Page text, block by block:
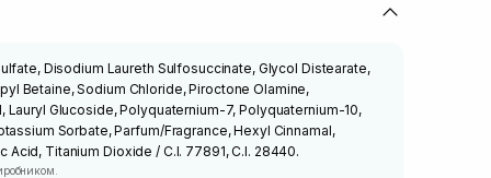
Disodium Laureth Sulfosuccinate, Glycol Distearate,
Betaine, Sodium Chloride, Piroctone Olamine,
Lauryl Glucoside, Polyquaternium-7, Polyquaternium-10,
Sorbate, Parfum/Fragrance, Hexyl Cinnamal,
Acid, Titanium Dioxide / C.I. 77891, C.I. 28440.